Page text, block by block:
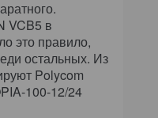
VCB5 в
это правило,
остальных. Из
Polycom
100-12/24